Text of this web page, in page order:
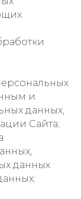
и
данных,
Сайта;
данных